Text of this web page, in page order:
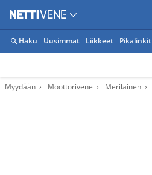
Haku Uusimmat Liikkeet Pikalinkit
Myydään Moottorivene Meriläinen